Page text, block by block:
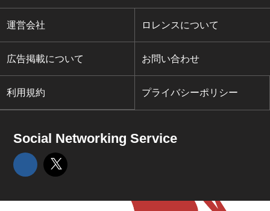
運営会社 ロレンスについて
広告掲載について お問い合わせ
利用規約 プライバシーポリシー
Social Networking Service